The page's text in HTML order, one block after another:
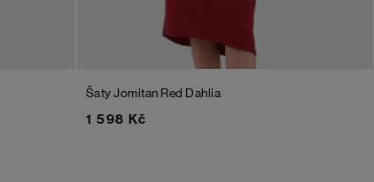
Šaty Jomitan Red Dahlia
1 598 Kč